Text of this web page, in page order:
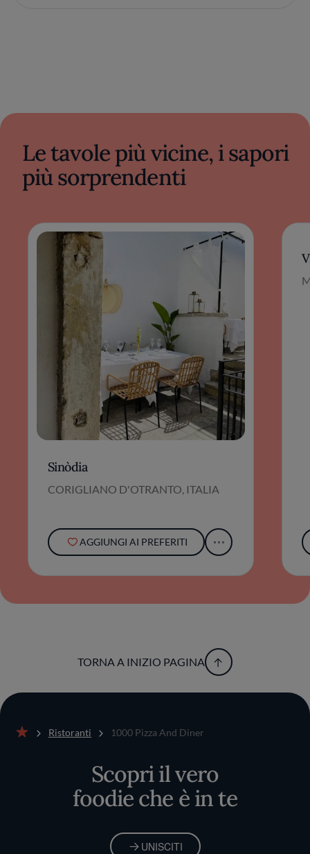
Le tavole più vicine, i sapori
più sorprendenti
Sinòdia
CORIGLIANO D'OTRANTO, ITALIA
AGGIUNGI AI PREFERITI
TORNA A INIZIO PAGINA
Ristoranti 1000 Pizza And Diner
Scopri il vero
foodie che è in te
UNISCITI